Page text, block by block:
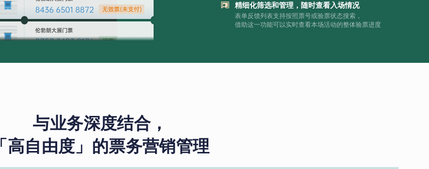
精细化筛选和管理，随时查看入场情况
表单反馈列表支持按照票号或验票状态搜索，
借助这一功能可以实时查看本场活动的整体验票进度
与业务深度结合，
「高自由度」的票务营销管理